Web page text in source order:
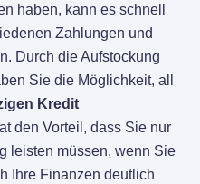
haben, kann es schnell
Zahlungen und
Durch die Aufstockung
Sie die Möglichkeit, all
Kredit
den Vorteil, dass Sie nur
leisten müssen, wenn Sie
Ihre Finanzen deutlich